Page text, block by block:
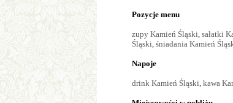
Pozycje menu
zupy Kamień Śląski sałatki
Śląski śniadania Kamień
Napoje
drink Kamień Śląski kawa